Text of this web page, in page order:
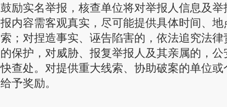
鼓励实名举报，核查单位将对举报人信息及
报内容需客观真实，尽可能提供具体时间、
索；对捏造事实、诬告陷害的，依法追究法
的保护，对威胁、报复举报人及其亲属的，
快查处。对提供重大线索、协助破案的单位
给予奖励。